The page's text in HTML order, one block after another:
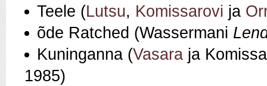
Teele (Lutsu, Komissarovi ja
õde Ratched (Wassermani
Kuninganna (Vasara ja
1985)